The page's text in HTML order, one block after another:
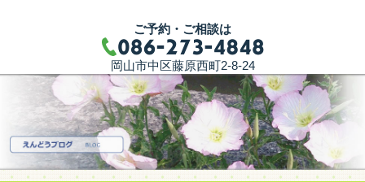
ご予約・ご相談は
岡山市中区藤原西町2-8-24